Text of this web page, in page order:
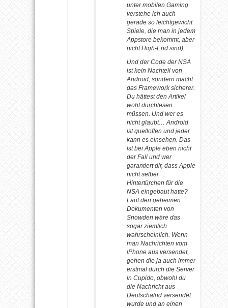
unter mobilen Gaming
verstehe ich auch
gerade so leichtgewicht
Spiele, die man in jedem
Appstore bekommt, aber
nicht High-End sind).
Und der Code der NSA
ist kein Nachteil von
Android, sondern macht
das Framework sicherer.
Du hättest den Artikel
wohl durchlesen
müssen. Und wer es
nicht glaubt… Android
ist quelloffen und jeder
kann es einsehen. Das
ist bei Apple eben nicht
der Fall und wer
garantiert dir, dass Apple
nicht selber
Hintertürchen für die
NSA eingebaut hatte?
Laut den geheimen
Dokumenten von
Snowden wäre das
sogar ziemlich
wahrscheinlich. Wenn
man Nachrichten vom
iPhone aus versendet,
gehen die ja auch immer
erstmal durch die Server
in Cupido, obwohl du
die Nachricht aus
Deutschalnd versendet
wurde und an einen